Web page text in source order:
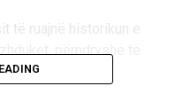
të ruajnë historikun e
përndryshe të